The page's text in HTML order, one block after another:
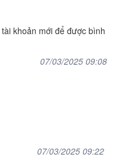
tài khoản mới để được bình
07/03/2025 09:08
07/03/2025 09:22